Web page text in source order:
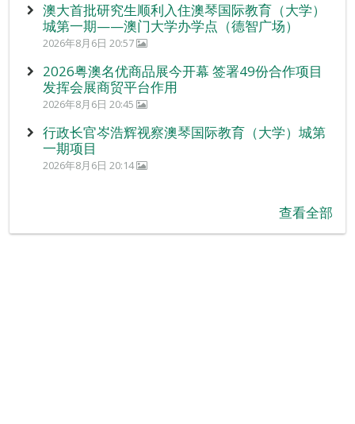
澳大首批研究生顺利入住澳琴国际教育（大学）
城第一期——澳门大学办学点（德智广场）
2026年8月6日 20:57
2026粤澳名优商品展今开幕 签署49份合作项目
发挥会展商贸平台作用
2026年8月6日 20:45
行政长官岑浩辉视察澳琴国际教育（大学）城第
一期项目
2026年8月6日 20:14
查看全部